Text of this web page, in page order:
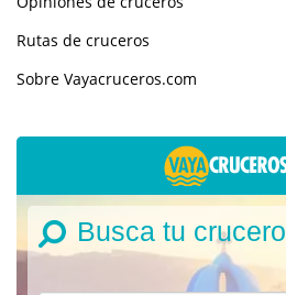
Rutas de cruceros
Sobre Vayacruceros.com
Busca tu crucero